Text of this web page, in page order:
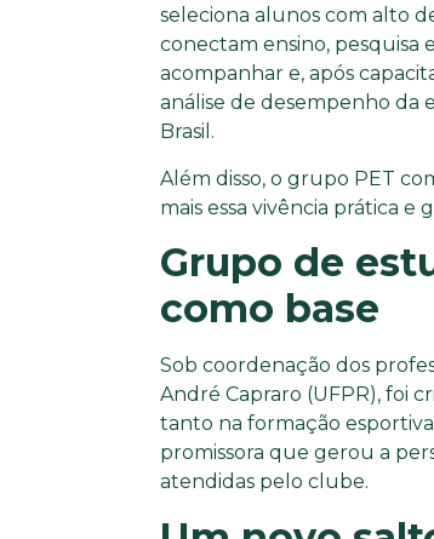
seleciona alunos com alto
conectam ensino, pesquisa
acompanhar e, após
análise de desempenho da
Brasil.
Além disso, o grupo PET
mais essa vivência prática e
Grupo de
como base
Sob coordenação dos
André Capraro (UFPR), foi
tanto na formação
promissora que gerou a
atendidas pelo clube.